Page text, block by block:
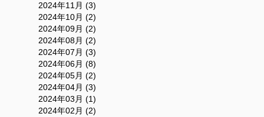
2024年11月 (3)
2024年10月 (2)
2024年09月 (2)
2024年08月 (2)
2024年07月 (3)
2024年06月 (8)
2024年05月 (2)
2024年04月 (3)
2024年03月 (1)
2024年02月 (2)